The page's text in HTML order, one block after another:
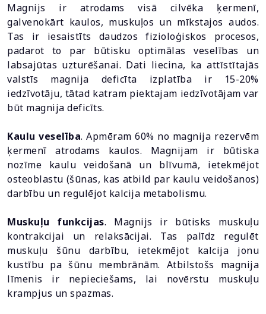
Magnijs ir atrodams visā cilvēka ķermenī,
galvenokārt kaulos, muskuļos un mīkstajos audos.
Tas ir iesaistīts daudzos fizioloģiskos procesos,
padarot to par būtisku optimālas veselības un
labsajūtas uzturēšanai. Dati liecina, ka attīstītajās
valstīs magnija deficīta izplatība ir 15-20%
iedzīvotāju, tātad katram piektajam iedzīvotājam var
būt magnija deficīts.
Kaulu veselība. Apmēram 60% no magnija rezervēm
ķermenī atrodams kaulos. Magnijam ir būtiska
nozīme kaulu veidošanā un blīvumā, ietekmējot
osteoblastu (šūnas, kas atbild par kaulu veidošanos)
darbību un regulējot kalcija metabolismu.
Muskuļu funkcijas. Magnijs ir būtisks muskuļu
kontrakcijai un relaksācijai. Tas palīdz regulēt
muskuļu šūnu darbību, ietekmējot kalcija jonu
kustību pa šūnu membrānām. Atbilstošs magnija
līmenis ir nepieciešams, lai novērstu muskuļu
krampjus un spazmas.